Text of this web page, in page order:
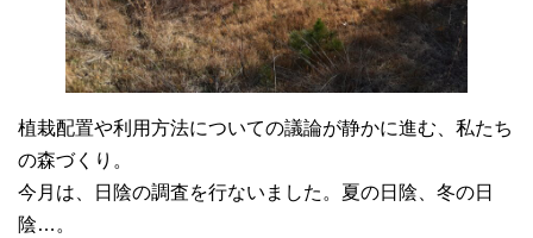
植栽配置や利用方法についての議論が静かに進む、私たち
の森づくり。
今月は、日陰の調査を行ないました。夏の日陰、冬の日
陰…。